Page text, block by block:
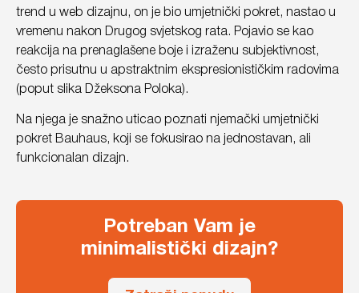
trend u web dizajnu, on je bio umjetnički pokret, nastao u
vremenu nakon Drugog svjetskog rata. Pojavio se kao
reakcija na prenaglašene boje i izraženu subjektivnost,
često prisutnu u apstraktnim ekspresionističkim radovima
(poput slika Džeksona Poloka).
Na njega je snažno uticao poznati njemački umjetnički
pokret Bauhaus, koji se fokusirao na jednostavan, ali
funkcionalan dizajn.
Potreban Vam je
minimalistički dizajn?